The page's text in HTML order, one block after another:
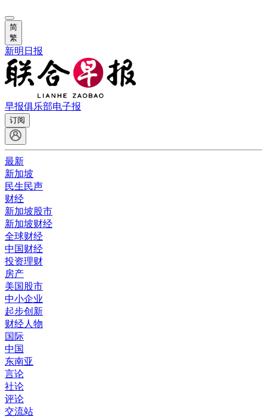
简
繁
新明日报
早报俱乐部电子报
订阅
最新
新加坡
民生民声
财经
新加坡股市
新加坡财经
全球财经
中国财经
投资理财
房产
美国股市
中小企业
起步创新
财经人物
国际
中国
东南亚
言论
社论
评论
交流站